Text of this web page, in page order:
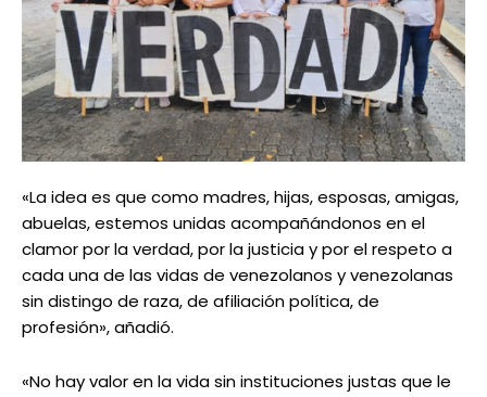
«La idea es que como madres, hijas, esposas, amigas,
abuelas, estemos unidas acompañándonos en el
clamor por la verdad, por la justicia y por el respeto a
cada una de las vidas de venezolanos y venezolanas
sin distingo de raza, de afiliación política, de
profesión», añadió.
«No hay valor en la vida sin instituciones justas que le